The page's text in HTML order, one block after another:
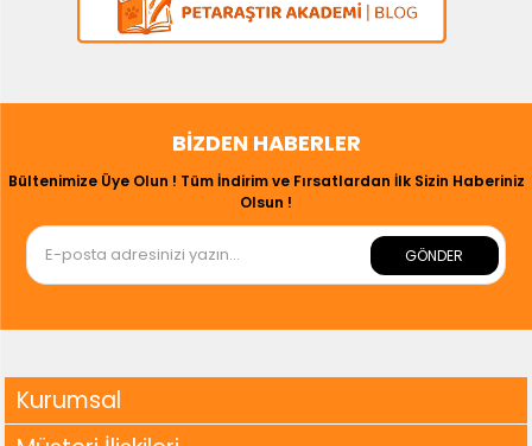
BIZDEN HABERLER
Bültenimize Üye Olun ! Tüm İndirim ve Fırsatlardan İlk Sizin Haberiniz
Olsun !
GÖNDER
Kurumsal